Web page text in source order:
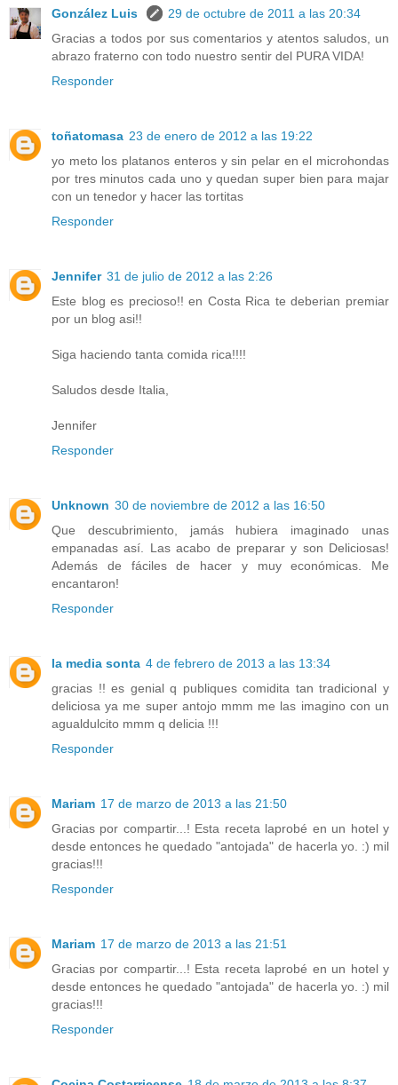
González Luis
29 de octubre de 2011 a las 20:34
Gracias a todos por sus comentarios y atentos saludos, un
abrazo fraterno con todo nuestro sentir del PURA VIDA!
Responder
toñatomasa 23 de enero de 2012 a las 19:22
yo meto los platanos enteros y sin pelar en el microhondas
por tres minutos cada uno y quedan super bien para majar
con un tenedor y hacer las tortitas
Responder
Jennifer 31 de julio de 2012 a las 2:26
Este blog es precioso!! en Costa Rica te deberian premiar
por un blog asi!!
Siga haciendo tanta comida rica!!!!
Saludos desde Italia,
Jennifer
Responder
Unknown 30 de noviembre de 2012 a las 16:50
Que descubrimiento, jamás hubiera imaginado unas
empanadas así. Las acabo de preparar y son Deliciosas!
Además de fáciles de hacer y muy económicas. Me
encantaron!
Responder
la media sonta 4 de febrero de 2013 a las 13:34
gracias !! es genial q publiques comidita tan tradicional y
deliciosa ya me super antojo mmm me las imagino con un
agualdulcito mmm q delicia !!!
Responder
Mariam 17 de marzo de 2013 a las 21:50
Gracias por compartir...! Esta receta laprobé en un hotel y
desde entonces he quedado "antojada" de hacerla yo. :) mil
gracias!!!
Responder
Mariam 17 de marzo de 2013 a las 21:51
Gracias por compartir...! Esta receta laprobé en un hotel y
desde entonces he quedado "antojada" de hacerla yo. :) mil
gracias!!!
Responder